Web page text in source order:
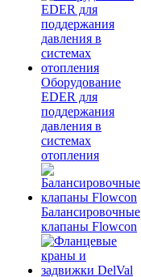
Оборудование
EDER для
поддержания
давления в
системах
отопления
Балансировочные
клапаны Flowcon